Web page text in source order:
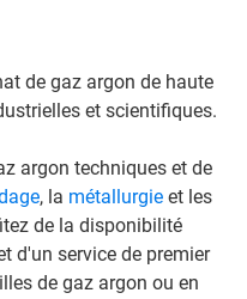
de gaz argon de haute
et scientifiques.
argon techniques et de
, la métallurgie et les
de la disponibilité
d'un service de premier
de gaz argon ou en